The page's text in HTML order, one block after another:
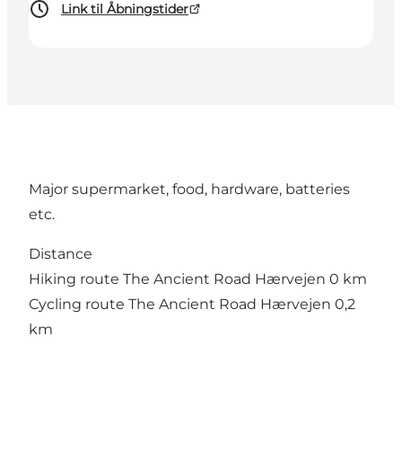
Link til Åbningstider
Major supermarket, food, hardware, batteries
etc.
Distance
Hiking route The Ancient Road Hærvejen 0 km
Cycling route The Ancient Road Hærvejen 0,2
km